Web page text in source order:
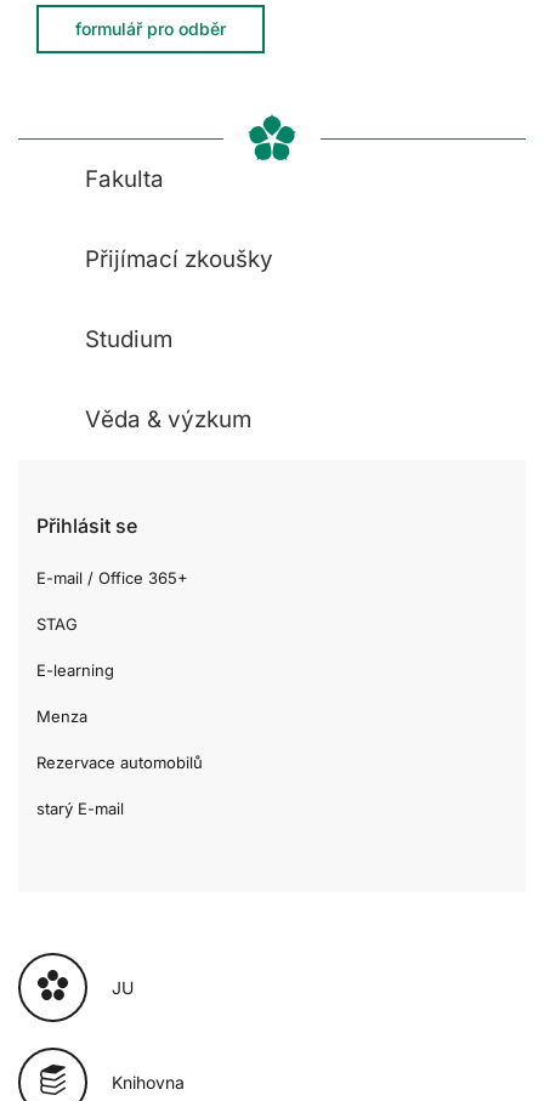
formulář pro odběr
Fakulta
Přijímací zkoušky
Studium
Věda & výzkum
Přihlásit se
E-mail / Office 365+
STAG
E-learning
Menza
Rezervace automobilů
starý E-mail
JU
Knihovna